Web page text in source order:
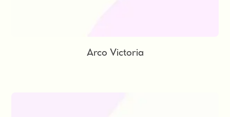
Arco Victoria